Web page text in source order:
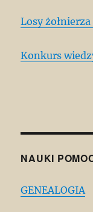
Losy
Konkurs
NAUKI
GENEALOGIA